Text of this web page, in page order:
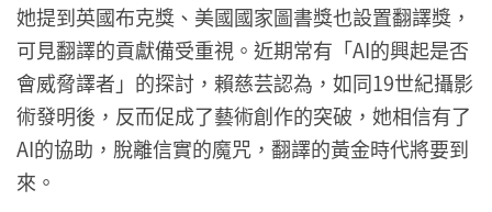
她提到英國布克獎、美國國家圖書獎也設置翻譯獎，
可見翻譯的貢獻備受重視。近期常有「AI的興起是否
會威脅譯者」的探討，賴慈芸認為，如同19世紀攝影
術發明後，反而促成了藝術創作的突破，她相信有了
AI的協助，脫離信實的魔咒，翻譯的黃金時代將要到
來。